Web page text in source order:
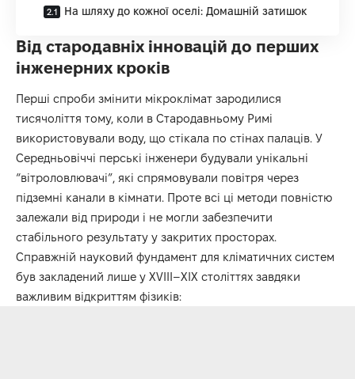
На шляху до кожної оселі: Домашній затишок
Від стародавніх інновацій до перших
інженерних кроків
Перші спроби змінити мікроклімат зародилися
тисячоліття тому, коли в Стародавньому Римі
використовували воду, що стікала по стінах палаців. У
Середньовіччі перські інженери будували унікальні
“вітроловлювачі”, які спрямовували повітря через
підземні канали в кімнати. Проте всі ці методи повністю
залежали від природи і не могли забезпечити
стабільного результату у закритих просторах.
Справжній науковий фундамент для кліматичних систем
був закладений лише у ХVІІІ–ХІХ століттях завдяки
важливим відкриттям фізиків: